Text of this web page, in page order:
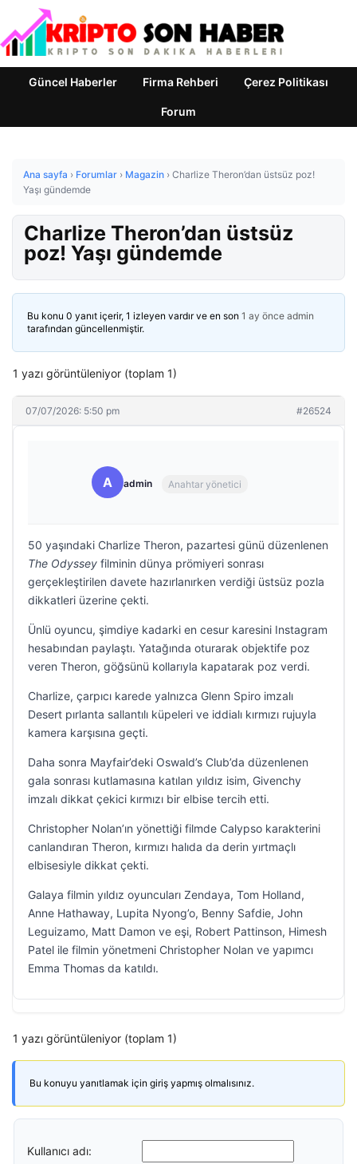
Güncel Haberler Firma Rehberi Çerez Politikası
Forum
Ana sayfa › Forumlar › Magazin › Charlize Theron’dan üstsüz poz!
Yaşı gündemde
Charlize Theron’dan üstsüz
poz! Yaşı gündemde
Bu konu 0 yanıt içerir, 1 izleyen vardır ve en son 1 ay önce admin
tarafından güncellenmiştir.
1 yazı görüntüleniyor (toplam 1)
07/07/2026: 5:50 pm #26524
A admin Anahtar yönetici
50 yaşındaki Charlize Theron, pazartesi günü düzenlenen
The Odyssey filminin dünya prömiyeri sonrası
gerçekleştirilen davete hazırlanırken verdiği üstsüz pozla
dikkatleri üzerine çekti.
Ünlü oyuncu, şimdiye kadarki en cesur karesini Instagram
hesabından paylaştı. Yatağında oturarak objektife poz
veren Theron, göğsünü kollarıyla kapatarak poz verdi.
Charlize, çarpıcı karede yalnızca Glenn Spiro imzalı
Desert pırlanta sallantılı küpeleri ve iddialı kırmızı rujuyla
kamera karşısına geçti.
Daha sonra Mayfair’deki Oswald’s Club’da düzenlenen
gala sonrası kutlamasına katılan yıldız isim, Givenchy
imzalı dikkat çekici kırmızı bir elbise tercih etti.
Christopher Nolan’ın yönettiği filmde Calypso karakterini
canlandıran Theron, kırmızı halıda da derin yırtmaçlı
elbisesiyle dikkat çekti.
Galaya filmin yıldız oyuncuları Zendaya, Tom Holland,
Anne Hathaway, Lupita Nyong’o, Benny Safdie, John
Leguizamo, Matt Damon ve eşi, Robert Pattinson, Himesh
Patel ile filmin yönetmeni Christopher Nolan ve yapımcı
Emma Thomas da katıldı.
1 yazı görüntüleniyor (toplam 1)
Bu konuyu yanıtlamak için giriş yapmış olmalısınız.
Kullanıcı adı: